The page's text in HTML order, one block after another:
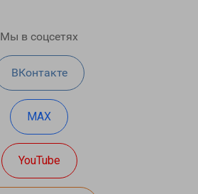
Мы в соцсетях
ВКонтакте
MAX
YouTube